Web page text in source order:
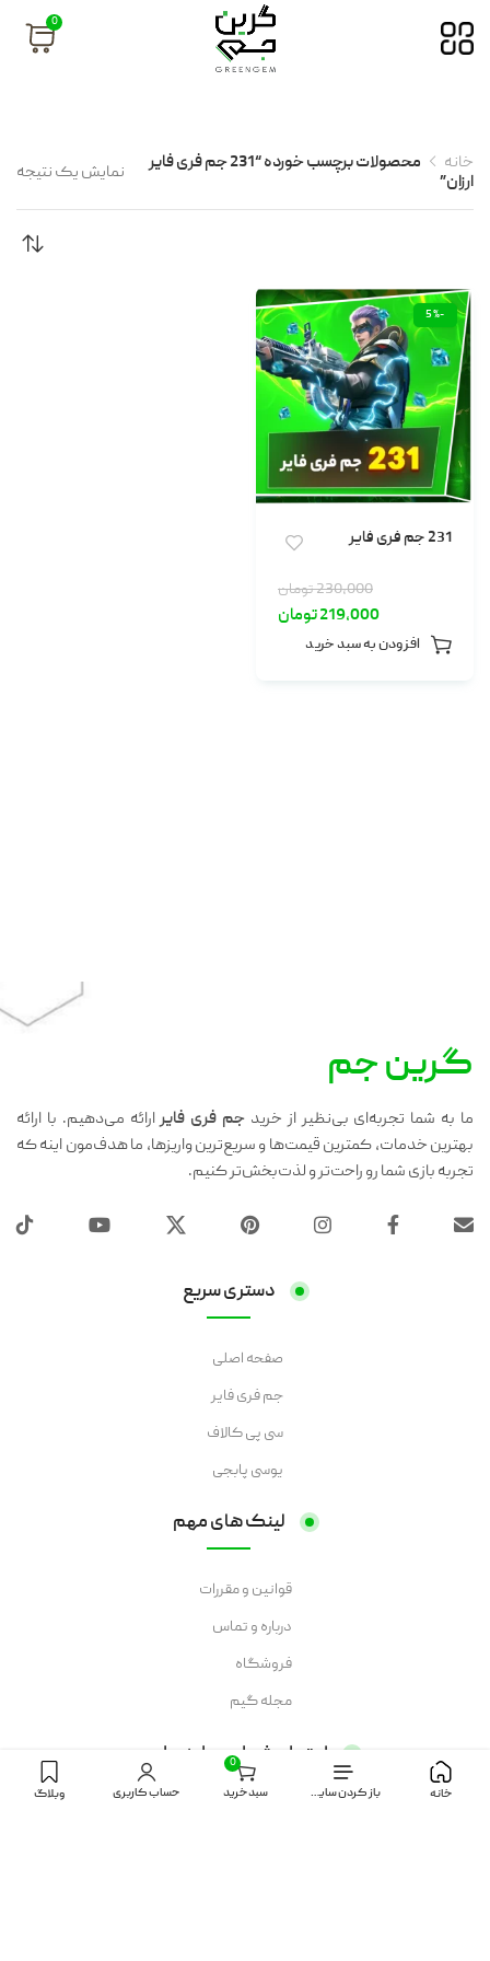
0
خانه
محصولات برچسب خورده “231 جم فری فایر
ارزان”
نمایش یک نتیجه
-5%
231 جم فری فایر
230,000تومان
219,000تومان
افزودن به سبد خرید
گرین جم
ما به شما تجربه‌ای بی‌نظیر از خرید جم فری فایرارائه می‌دهیم. با ارائه
بهترین خدمات، کمترین قیمت‌ها و سریع‌ترین واریزها، ما هدف‌مون اینه که
تجربه بازی شما رو راحت‌تر و لذت‌بخش‌تر کنیم.
دستری سریع
صفحه اصلی
جم فری فایر
سی پی کالاف
یوسی پابجی
لینک های مهم
قوانین و مقررات
درباره و تماس
فروشگاه
مجله گیم
اعتماد شما سرمایه ماست
خانه باز کردن سایدبار
0
سبد خرید حساب کاربری وبلاگ